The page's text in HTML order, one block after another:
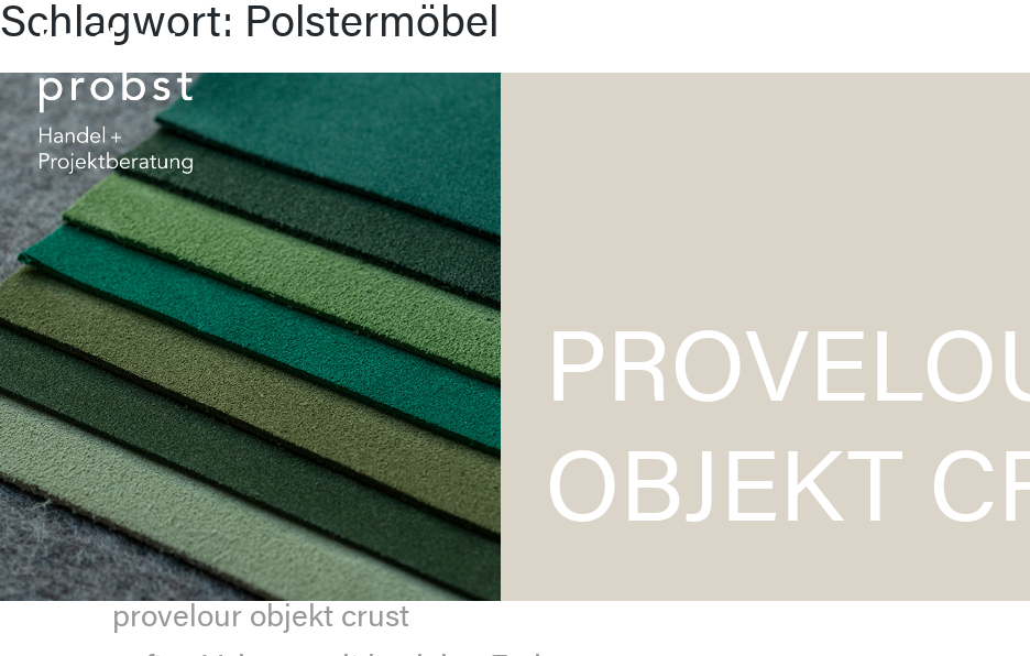
Skip
to
content
Schlagwort: Polstermöbel
OBJEKT
provelour objekt crust